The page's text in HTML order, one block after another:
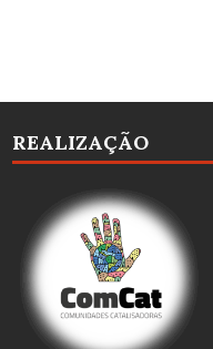
REALIZAÇÃO